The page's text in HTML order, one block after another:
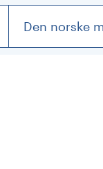
Den norske